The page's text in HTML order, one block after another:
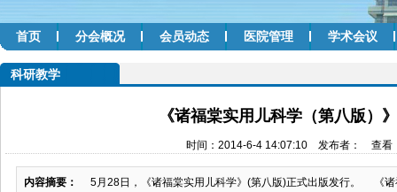
首页 分会概况 会员动态 医院管理 学术会议
科研教学
《诸福棠实用儿科学（第八版）
时间：2014-6-4 14:07:10 发布者： 查看
内容摘要：
5月28日，《诸福棠实用儿科学》(第八版)正式出版发行。 《诸